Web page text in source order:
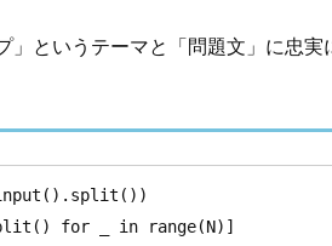
」というテーマと「問題文」に忠実
for _ in range(N)]